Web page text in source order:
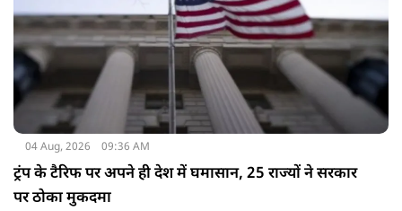
04 Aug, 2026 09:36 AM
ट्रंप के टैरिफ पर अपने ही देश में घमासान, 25 राज्यों ने सरकार
पर ठोका मुकदमा